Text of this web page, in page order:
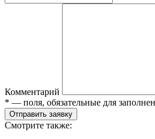
Комментарий
* — поля, обязательные для
Отправить заявку
Смотрите также: